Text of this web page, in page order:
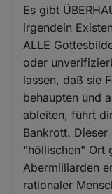
Es gibt
irgendein
ALLE
oder
lassen, daß sie
behaupten und
ableiten, führt
Bankrott.
"höllischen" Ort
Abermilliarden
rationaler